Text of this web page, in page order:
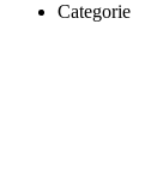
Categorie